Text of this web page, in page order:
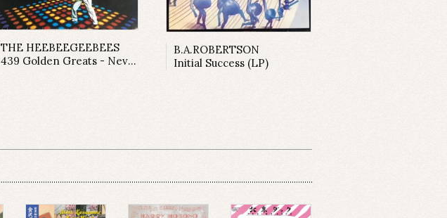
THE HEEBEEGEEBEES
439 Golden Greats - Never Mind The Originals Here's The HeeBeeGeeBees (LP)
B.A.ROBERTSON
Initial Success (LP)